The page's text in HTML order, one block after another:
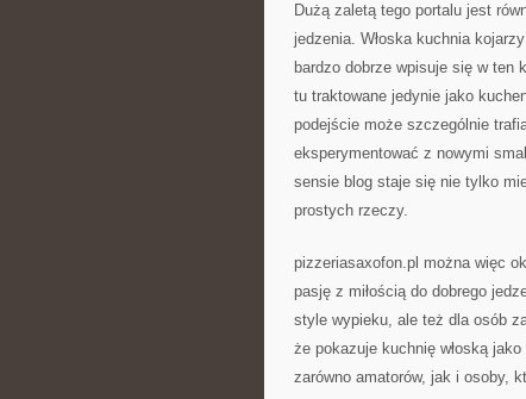
Dużą zaletą tego portalu jest
jedzenia. Włoska kuchnia
bardzo dobrze wpisuje się w ten
tu traktowane jedynie jako
podejście może szczególnie
eksperymentować z nowymi
sensie blog staje się nie tylko
prostych rzeczy.
pizzeriasaxofon.pl można więc
pasję z miłością do dobrego
style wypieku, ale też dla osób
że pokazuje kuchnię włoską
zarówno amatorów, jak i osoby,